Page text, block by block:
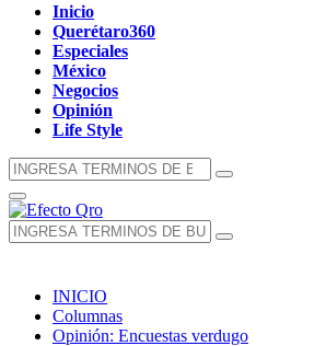
Inicio
Querétaro360
Especiales
México
Negocios
Opinión
Life Style
Búsqueda
de:
Búsqueda
Menú
Principal
Búsqueda
de:
Búsqueda
INICIO
Columnas
Opinión: Encuestas verdugo